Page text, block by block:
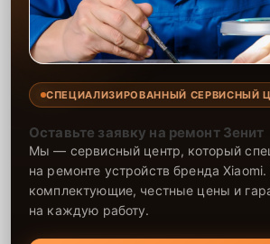
СПЕЦИАЛИЗИРОВАННЫЙ СЕРВИСНЫЙ
Оставьте заявку на ремонт Зенит
Мы — сервисный центр, который
на ремонте устройств бренда
комплектующие, честные цены и
на каждую работу.